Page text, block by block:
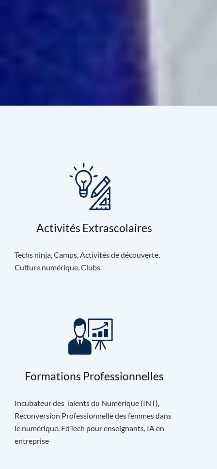
Activités Extrascolaires
Techs ninja, Camps, Activités de découverte,
Culture numérique, Clubs
Formations Professionnelles
Incubateur des Talents du Numérique (INT),
Reconversion Professionnelle des femmes dans
le numérique, EdTech pour enseignants, IA en
entreprise